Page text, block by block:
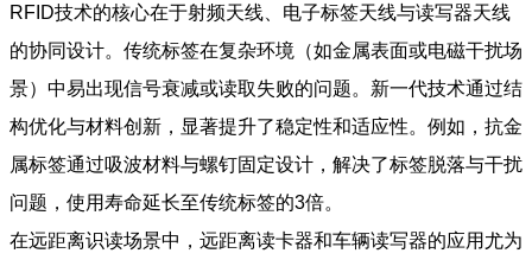
RFID技术的核心在于射频天线、电子标签天线与读写器天线
的协同设计。传统标签在复杂环境（如金属表面或电磁干扰场
景）中易出现信号衰减或读取失败的问题。新一代技术通过结
构优化与材料创新，显著提升了稳定性和适应性。例如，抗金
属标签通过吸波材料与螺钉固定设计，解决了标签脱落与干扰
问题，使用寿命延长至传统标签的3倍。
在远距离识读场景中，远距离读卡器和车辆读写器的应用尤为